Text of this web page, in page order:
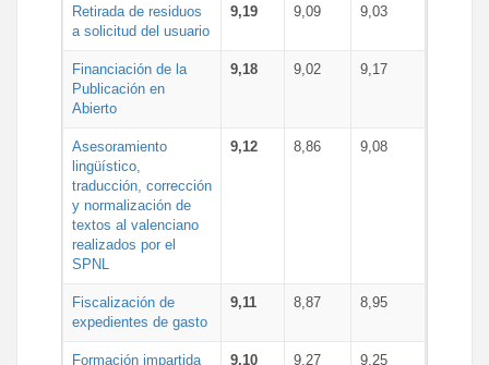
Retirada de residuos
a solicitud del usuario
9,19 9,09 9,03
Financiación de la
Publicación en
Abierto
9,18 9,02 9,17
Asesoramiento
lingüístico,
traducción, corrección
y normalización de
textos al valenciano
realizados por el
SPNL
9,12 8,86 9,08
Fiscalización de
expedientes de gasto
9,11 8,87 8,95
Formación impartida
9,10 9,27 9,25